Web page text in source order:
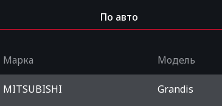
По авто
Марка Модель
MITSUBISHI Grandis